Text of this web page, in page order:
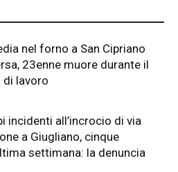
nel forno a San Cipriano
23enne muore durante il
di lavoro
incidenti all’incrocio di via
a Giugliano, cinque
settimana: la denuncia